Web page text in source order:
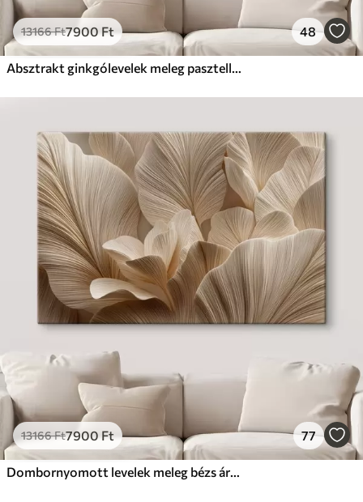
13166Ft7900Ft 48
Absztrakt ginkgólevelek meleg pasztell színekben
13166Ft7900 Ft 77
Dombornyomott levelek meleg bézs árnyalatokban